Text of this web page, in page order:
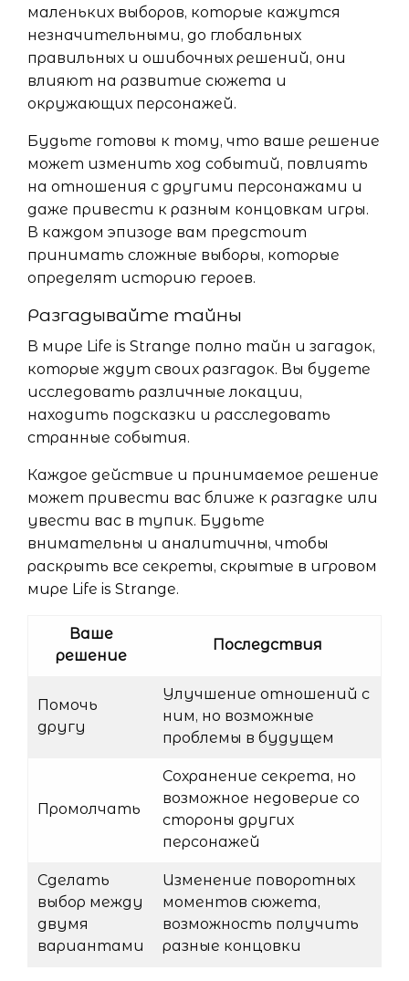
маленьких выборов, которые кажутся
незначительными, до глобальных
правильных и ошибочных решений, они
влияют на развитие сюжета и
окружающих персонажей.
Будьте готовы к тому, что ваше решение
может изменить ход событий, повлиять
на отношения с другими персонажами и
даже привести к разным концовкам игры.
В каждом эпизоде вам предстоит
принимать сложные выборы, которые
определят историю героев.
Разгадывайте тайны
В мире Life is Strange полно тайн и загадок,
которые ждут своих разгадок. Вы будете
исследовать различные локации,
находить подсказки и расследовать
странные события.
Каждое действие и принимаемое решение
может привести вас ближе к разгадке или
увести вас в тупик. Будьте
внимательны и аналитичны, чтобы
раскрыть все секреты, скрытые в игровом
мире Life is Strange.
Ваше
решение
Последствия
Помочь
другу
Улучшение отношений с
ним, но возможные
проблемы в будущем
Промолчать
Сохранение секрета, но
возможное недоверие со
стороны других
персонажей
Сделать
выбор между
двумя
вариантами
Изменение поворотных
моментов сюжета,
возможность получить
разные концовки